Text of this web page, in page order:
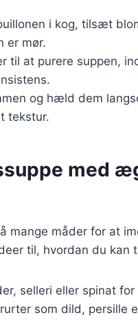
i kog, tilsæt
er mør.
til at purere suppen,
og hæld dem
tekstur.
med
mange måder for at
til, hvordan du kan
selleri eller spinat
som dild, persille